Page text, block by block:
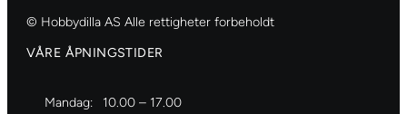
© Hobbydilla AS Alle rettigheter forbeholdt
VÅRE ÅPNINGSTIDER
Mandag: 10.00 – 17.00